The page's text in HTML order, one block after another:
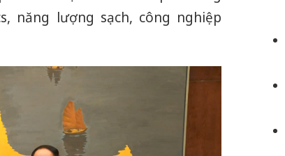
năng lượng sạch, công nghiệp